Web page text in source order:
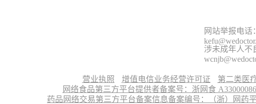
网站举报电话
涉未成年人不
营业执照
增值电信业务经营许可证 第二类医
网络食品第三方平台提供者备案号：浙网食 A33000086
药品网络交易第三方平台备案信息备案编号：（浙）网药